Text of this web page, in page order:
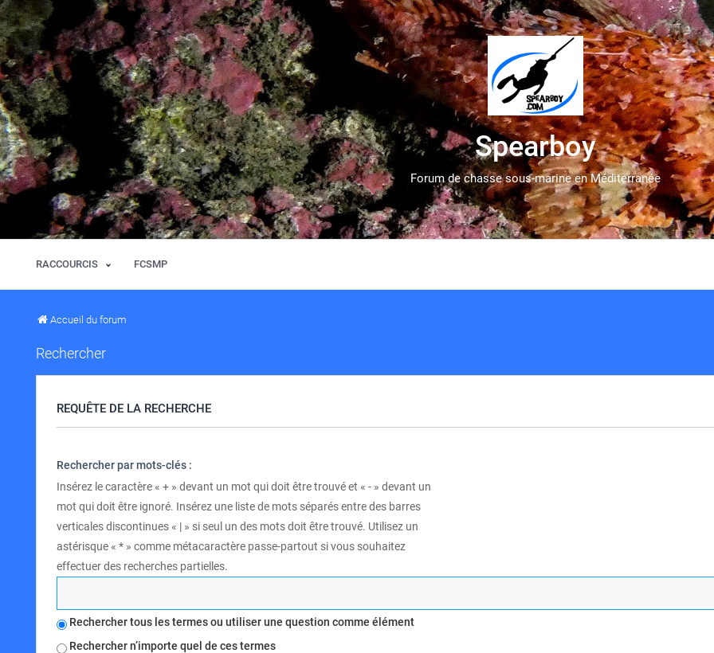
Spearboy
Forum de chasse sous-marine en Méditerranée
RACCOURCIS FCSMP
Accueil du forum
Rechercher
REQUÊTE DE LA RECHERCHE
Rechercher par mots-clés :
Insérez le caractère « + » devant un mot qui doit être trouvé et « - » devant un
mot qui doit être ignoré. Insérez une liste de mots séparés entre des barres
verticales discontinues « | » si seul un des mots doit être trouvé. Utilisez un
astérisque « * » comme métacaractère passe-partout si vous souhaitez
effectuer des recherches partielles.
Rechercher tous les termes ou utiliser une question comme élément
Rechercher n’importe quel de ces termes